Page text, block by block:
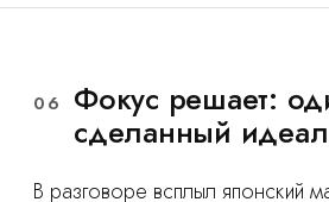
06 Фокус решает:
сделанный
В разговоре всплыл японский